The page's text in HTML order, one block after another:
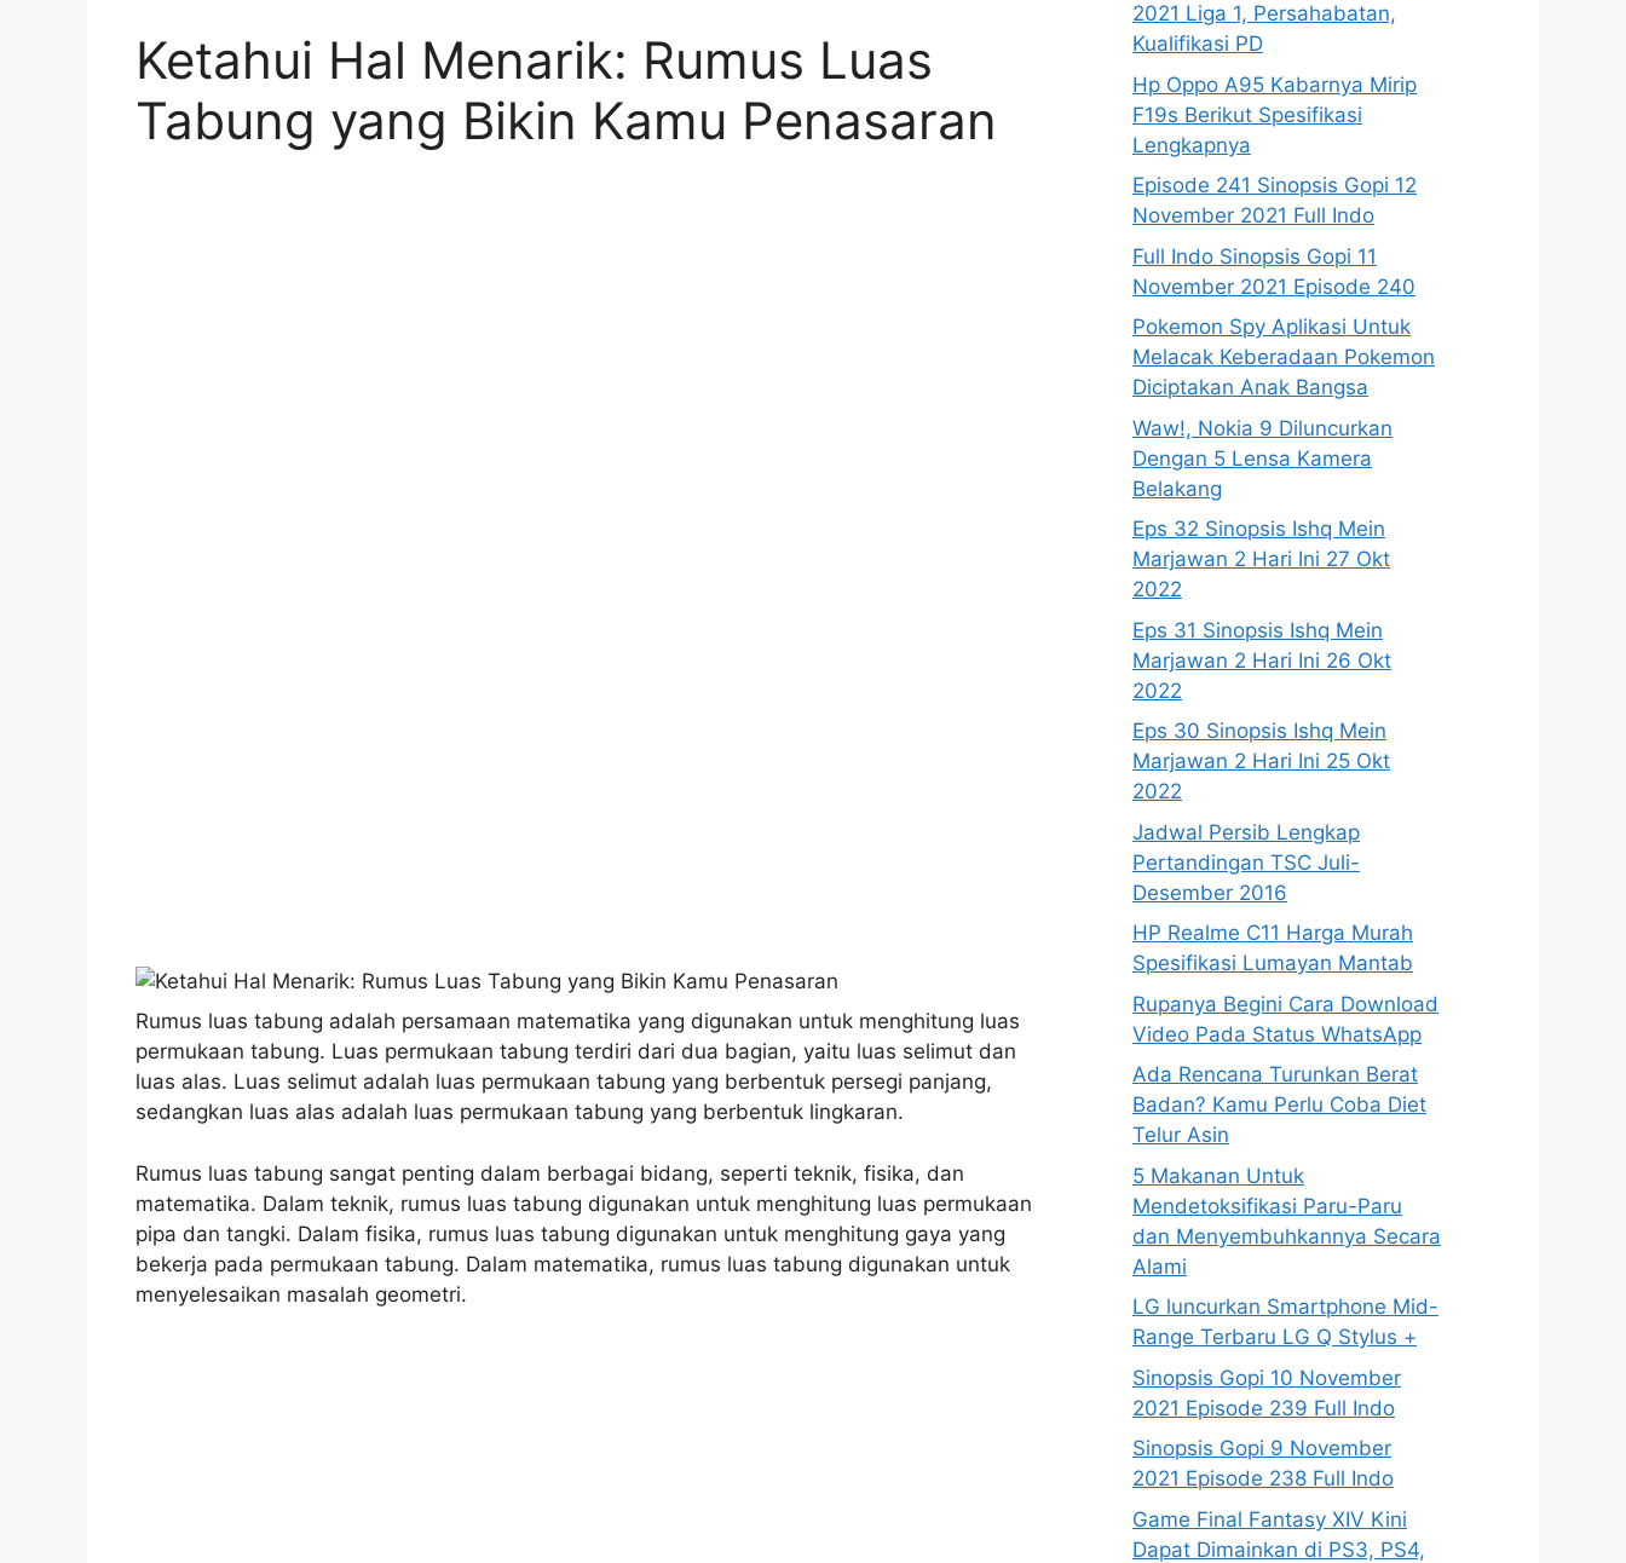
Ketahui Hal Menarik: Rumus Luas
Tabung yang Bikin Kamu Penasaran
Rumus luas tabung adalah persamaan matematika yang digunakan untuk menghitung luas
permukaan tabung. Luas permukaan tabung terdiri dari dua bagian, yaitu luas selimut dan
luas alas. Luas selimut adalah luas permukaan tabung yang berbentuk persegi panjang,
sedangkan luas alas adalah luas permukaan tabung yang berbentuk lingkaran.
Rumus luas tabung sangat penting dalam berbagai bidang, seperti teknik, fisika, dan
matematika. Dalam teknik, rumus luas tabung digunakan untuk menghitung luas permukaan
pipa dan tangki. Dalam fisika, rumus luas tabung digunakan untuk menghitung gaya yang
bekerja pada permukaan tabung. Dalam matematika, rumus luas tabung digunakan untuk
menyelesaikan masalah geometri.
2021 Liga 1, Persahabatan,
Kualifikasi PD
Hp Oppo A95 Kabarnya Mirip
F19s Berikut Spesifikasi
Lengkapnya
Episode 241 Sinopsis Gopi 12
November 2021 Full Indo
Full Indo Sinopsis Gopi 11
November 2021 Episode 240
Pokemon Spy Aplikasi Untuk
Melacak Keberadaan Pokemon
Diciptakan Anak Bangsa
Waw!, Nokia 9 Diluncurkan
Dengan 5 Lensa Kamera
Belakang
Eps 32 Sinopsis Ishq Mein
Marjawan 2 Hari Ini 27 Okt
2022
Eps 31 Sinopsis Ishq Mein
Marjawan 2 Hari Ini 26 Okt
2022
Eps 30 Sinopsis Ishq Mein
Marjawan 2 Hari Ini 25 Okt
2022
Jadwal Persib Lengkap
Pertandingan TSC Juli-
Desember 2016
HP Realme C11 Harga Murah
Spesifikasi Lumayan Mantab
Rupanya Begini Cara Download
Video Pada Status WhatsApp
Ada Rencana Turunkan Berat
Badan? Kamu Perlu Coba Diet
Telur Asin
5 Makanan Untuk
Mendetoksifikasi Paru-Paru
dan Menyembuhkannya Secara
Alami
LG luncurkan Smartphone Mid-
Range Terbaru LG Q Stylus +
Sinopsis Gopi 10 November
2021 Episode 239 Full Indo
Sinopsis Gopi 9 November
2021 Episode 238 Full Indo
Game Final Fantasy XIV Kini
Dapat Dimainkan di PS3, PS4,